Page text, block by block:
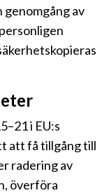
av
i EU:s
att få tillgång till
radering av
överföra